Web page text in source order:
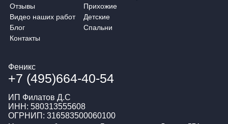
Отзывы
Видео наших работ
Блог
Контакты
Прихожие
Детские
Спальни
Феникс
+7 (495)664-40-54
ИП Филатов Д.С
ИНН: 580313555608
ОГРНИП: 316583500060100